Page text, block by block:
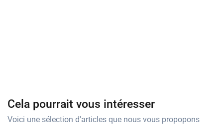
Cela pourrait vous intéresser
Voici une sélection d'articles que nous vous propopons